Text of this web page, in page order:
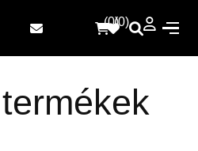
(0)(0)
termékek